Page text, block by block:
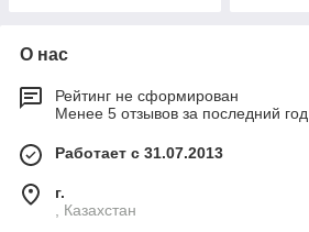
О нас
Рейтинг не сформирован
Менее 5 отзывов за последний год
Работает с 31.07.2013
г.
, Казахстан